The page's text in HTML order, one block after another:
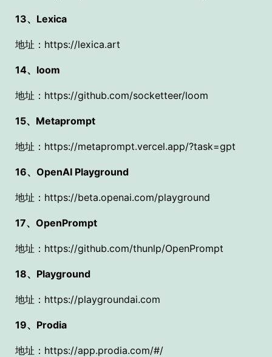
13、Lexica
地址：https://lexica.art
14、loom
地址：https://github.com/socketteer/loom
15、Metaprompt
地址：https://metaprompt.vercel.app/?task=gpt
16、OpenAI Playground
地址：https://beta.openai.com/playground
17、OpenPrompt
地址：https://github.com/thunlp/OpenPrompt
18、Playground
地址：https://playgroundai.com
19、Prodia
地址：https://app.prodia.com/#/